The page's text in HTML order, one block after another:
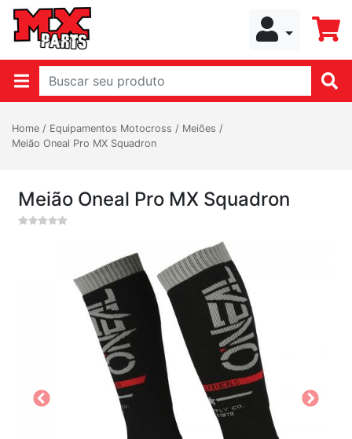
Home / Equipamentos Motocross / Meiões /
Meião Oneal Pro MX Squadron
Meião Oneal Pro MX Squadron